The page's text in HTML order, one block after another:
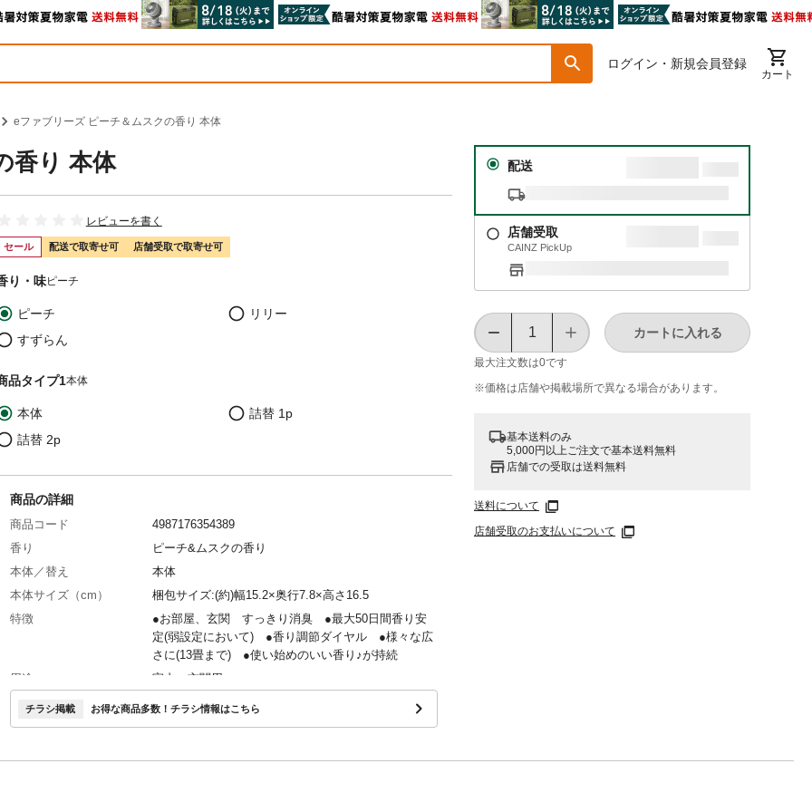
ログイン・新規会員登録
カート
eファブリーズ ピーチ＆ムスクの香り 本体
香り 本体
レビューを書く
セール 配送で取寄せ可 店舗受取で取寄せ可
り・味ピーチ
ピーチ
リリー
すずらん
品タイプ1本体
本体
詰替 1p
詰替 2p
配送
店舗受取
CAINZ PickUp
最大注文数は0です
カートに入れる
※価格は​店舗や​掲載場所で​異なる​場合が​あります。
基本送料のみ
5,000円以上ご注文で基本送料無料
店舗での受取は送料無料
送料について
店舗受取のお支払いについて
商品の詳細
商品コード
4987176354389
香り
ピーチ&ムスクの香り
本体／替え
本体
本体サイズ（cm）
梱包サイズ:(約)幅15.2×奥行7.8×高さ16.5
特徴
●お部屋、玄関 すっきり消臭 ●最大50日間香り安
定(弱設定において) ●香り調節ダイヤル ●様々な広
さに(13畳まで) ●使い始めのいい香り♪が持続
用途
室内・玄関用
商品説明
●コンセントに差すだけ、お部屋をすっきり消臭して
チラシ掲載 お得な商品多数！チラシ情報はこちら